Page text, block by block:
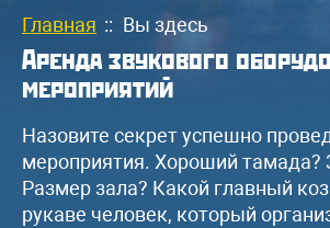
Главная :: Вы здесь
Аренда звукового
мероприятий
Назовите секрет успешно
мероприятия. Хороший тамада?
Размер зала? Какой главный
рукаве человек, который